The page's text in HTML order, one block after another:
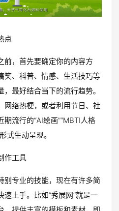
点
前，首先要确定你的内容方
笑、科普、情感、生活技巧等
最好结合当下的流行趋势。
网络热梗，或者利用节日、社
流行的“AI绘画”“MBTI人格
式生动呈现。
作工具
别专业的技能，现在有许多简
上手。比如“秀展网”就是一